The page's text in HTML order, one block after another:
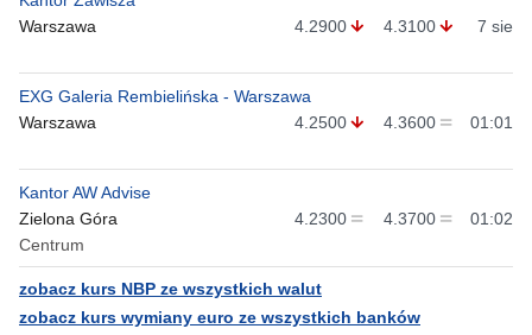
Warszawa
4.2900 4.3100 7 sie
EXG Galeria Rembielińska - Warszawa
Warszawa
4.2500 4.3600 01:01
Kantor AW Advise
Zielona Góra
Centrum
4.2300 4.3700 01:02
zobacz kurs NBP ze wszystkich walut
zobacz kurs wymiany euro ze wszystkich banków